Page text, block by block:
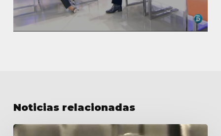
Noticias relacionadas
Especial